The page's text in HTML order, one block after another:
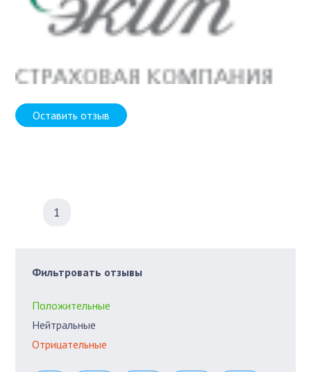
Оставить отзыв
1
Фильтровать отзывы
Положительные
Нейтральные
Отрицательные